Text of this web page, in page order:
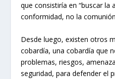
que consistiría en “buscar la
conformidad, no la
Desde luego, existen otros
cobardía, una cobardía que
problemas, riesgos,
seguridad, para defender el